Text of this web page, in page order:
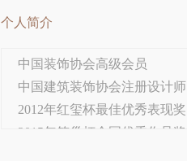
个人简介
中国装饰协会高级会员
中国建筑装饰协会注册设计师
2012年红玺杯最佳优秀表现奖
2015 年筑巢杯全国优秀作品奖